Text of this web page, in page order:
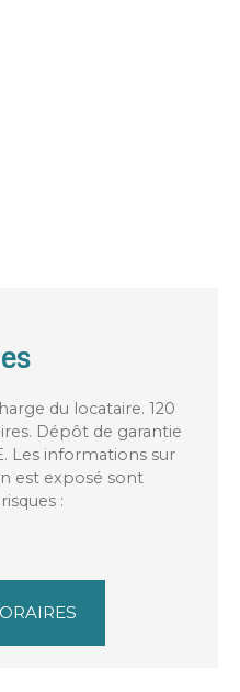
du locataire. 120
Dépôt de garantie
Les informations sur
est exposé sont
: